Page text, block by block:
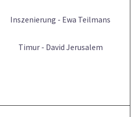
Inszenierung - Ewa Teilmans
Timur - David Jerusalem